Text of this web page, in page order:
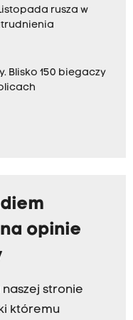
rusza w
Blisko 150 biegaczy
opinie
stronie
któremu